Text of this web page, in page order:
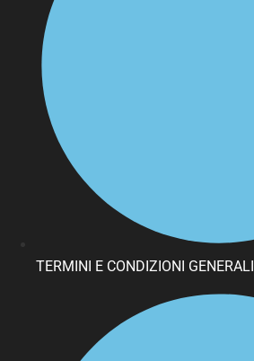
TERMINI E CONDIZIONI GENERALI